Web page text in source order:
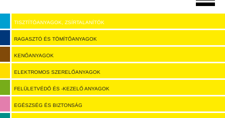
TISZTÍTÓANYAGOK, ZSÍRTALANÍTÓK
RAGASZTÓ ÉS TÖMÍTŐANYAGOK
KENŐANYAGOK
ELEKTROMOS SZERELŐANYAGOK
FELÜLETVÉDŐ ÉS -KEZELŐ ANYAGOK
EGÉSZSÉG ÉS BIZTONSÁG